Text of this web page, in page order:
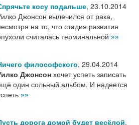
косу подальше, 23.10.2014
Джонсон вылечился от рака,
на то, что стадия развития
считалась терминальной »»
философского, 29.04.2014
Джонсон хочет успеть записать
один сольный альбом. И надеется
»»
дорога домой будет весёлой,